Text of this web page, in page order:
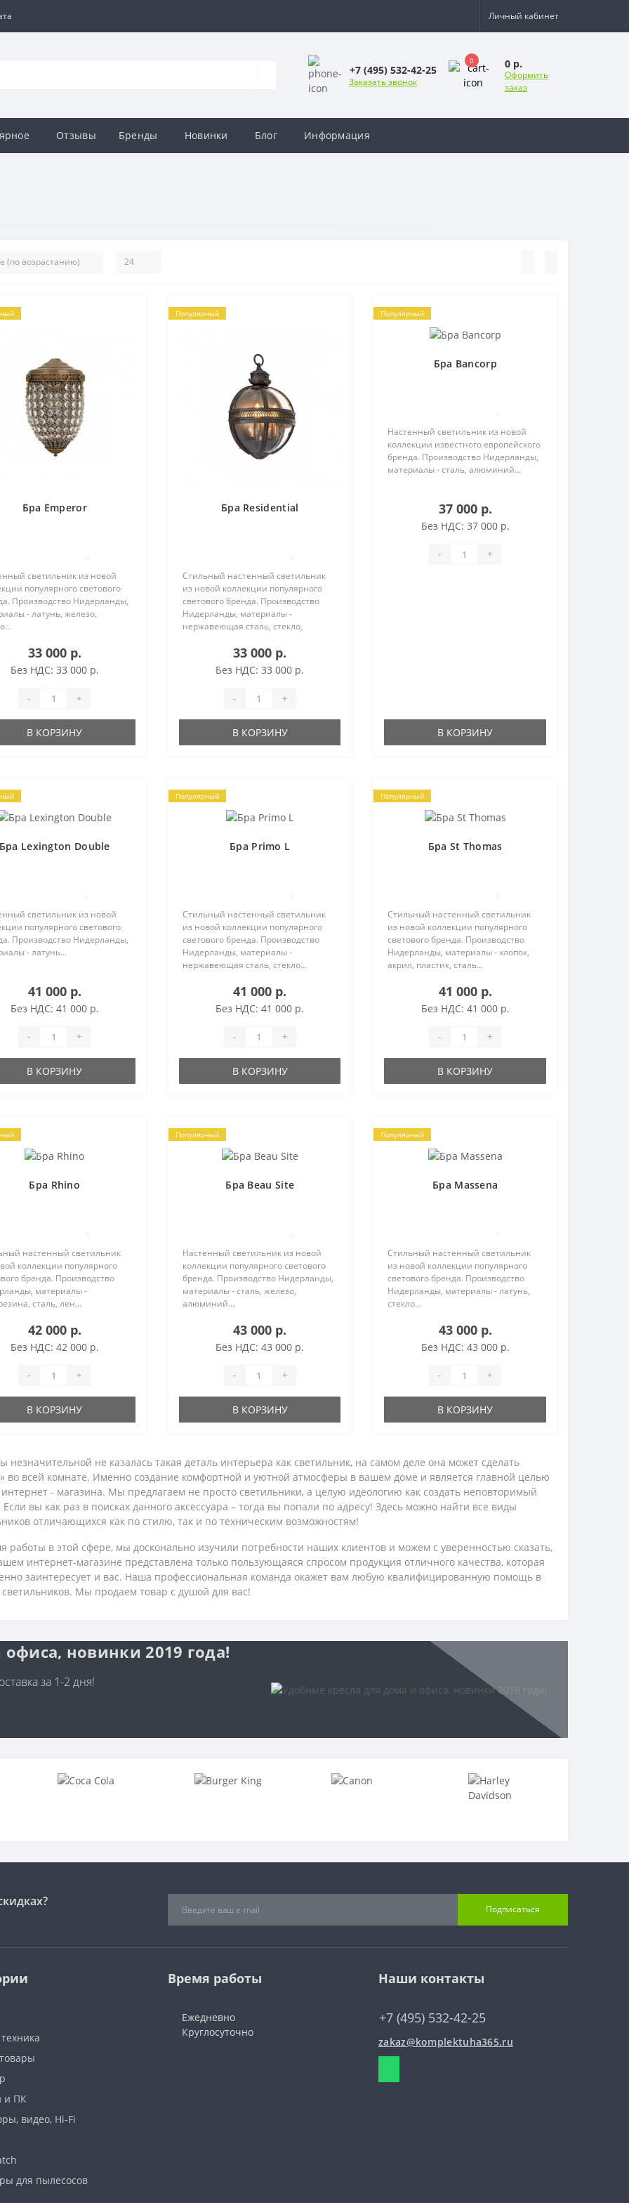
Личный кабинет
+7 (495) 532-42-25
Заказать звонок
0 0 р.
Оформить
заказ
Отзывы Бренды Новинки Блог Информация
Бра Emperor
светильник из новой
популярного светового
Производство Нидерланды,
- латунь, железо,
33 000 р.
Без НДС: 33 000 р.
- +
В КОРЗИНУ
Популярный
Бра Residential
Стильный настенный светильник
из новой коллекции популярного
светового бренда. Производство
Нидерланды, материалы -
нержавеющая сталь, стекло,
33 000 р.
Без НДС: 33 000 р.
- +
В КОРЗИНУ
Популярный
Бра Bancorp
Настенный светильник из новой
коллекции известного европейского
бренда. Производство Нидерланды,
материалы - сталь, алюминий...
37 000 р.
Без НДС: 37 000 р.
- +
В КОРЗИНУ
Бра Lexington Double
светильник из новой
популярного светового
Производство Нидерланды,
- латунь...
41 000 р.
Без НДС: 41 000 р.
- +
В КОРЗИНУ
Популярный
Бра Primo L
Стильный настенный светильник
из новой коллекции популярного
светового бренда. Производство
Нидерланды, материалы -
нержавеющая сталь, стекло...
41 000 р.
Без НДС: 41 000 р.
- +
В КОРЗИНУ
Популярный
Бра St Thomas
Стильный настенный светильник
из новой коллекции популярного
светового бренда. Производство
Нидерланды, материалы - хлопок,
акрил, пластик, сталь...
41 000 р.
Без НДС: 41 000 р.
- +
В КОРЗИНУ
Бра Rhino
настенный светильник
коллекции популярного
бренда. Производство
материалы -
сталь, лен...
42 000 р.
Без НДС: 42 000 р.
- +
В КОРЗИНУ
Популярный
Бра Beau Site
Настенный светильник из новой
коллекции популярного светового
бренда. Производство Нидерланды,
материалы - сталь, железо,
алюминий...
43 000 р.
Без НДС: 43 000 р.
- +
В КОРЗИНУ
Популярный
Бра Massena
Стильный настенный светильник
из новой коллекции популярного
светового бренда. Производство
Нидерланды, материалы - латунь,
стекло...
43 000 р.
Без НДС: 43 000 р.
- +
В КОРЗИНУ
незначительной не казалась такая деталь интерьера как светильник, на самом деле она может сделать
во всей комнате. Именно создание комфортной и уютной атмосферы в вашем доме и является главной целью
- магазина. Мы предлагаем не просто светильники, а целую идеологию как создать неповторимый
Если вы как раз в поисках данного аксессуара – тогда вы попали по адресу! Здесь можно найти все виды
отличающихся как по стилю, так и по техническим возможностям!
работы в этой сфере, мы досконально изучили потребности наших клиентов и можем с уверенностью сказать,
интернет-магазине представлена только пользующаяся спросом продукция отличного качества, которая
заинтересует и вас. Наша профессиональная команда окажет вам любую квалифицированную помощь в
Мы продаем товар с душой для вас!
новинки 2019 года!
за 1-2 дня!
Подписаться
и ПК
видео, Hi-Fi
для пылесосов
Время работы
Ежедневно
Круглосуточно
Наши контакты
+7 (495) 532-42-25
zakaz@komplektuha365.ru